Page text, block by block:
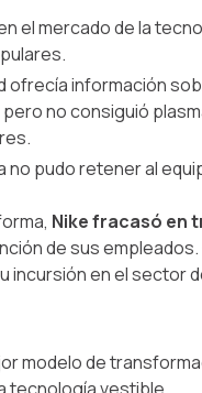
el mercado de la
ofrecía información
no consiguió
no pudo retener al
Nike fracasó en
de sus
incursión en el sector
modelo de